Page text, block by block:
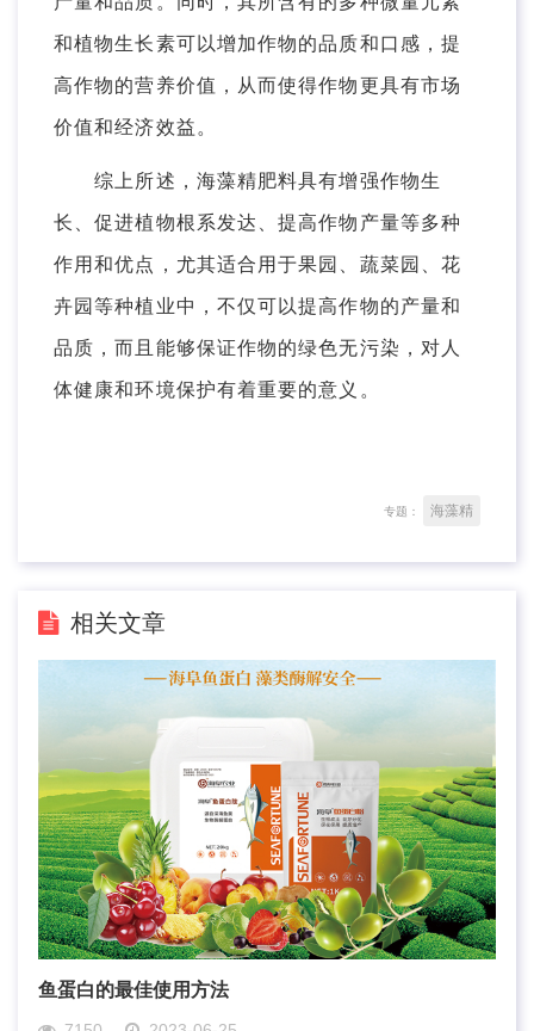
和植物生长素可以增加作物的品质和口感，提
高作物的营养价值，从而使得作物更具有市场
价值和经济效益。
综上所述，海藻精肥料具有增强作物生
长、促进植物根系发达、提高作物产量等多种
作用和优点，尤其适合用于果园、蔬菜园、花
卉园等种植业中，不仅可以提高作物的产量和
品质，而且能够保证作物的绿色无污染，对人
体健康和环境保护有着重要的意义。
专题： 海藻精
相关文章
鱼蛋白的最佳使用方法